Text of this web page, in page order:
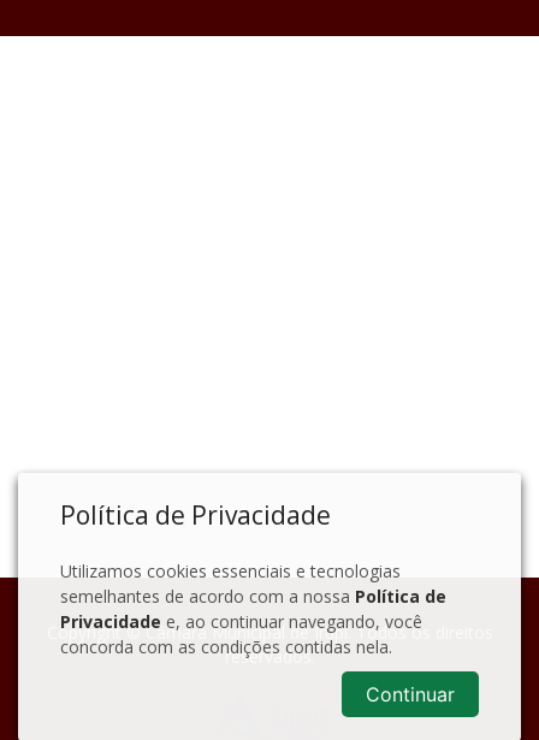
Copyright © Câmara Municipal de Irupi. Todos os direitos
reservados.
Política de Privacidade
Utilizamos cookies essenciais e tecnologias
semelhantes de acordo com a nossa Política de
Privacidade e, ao continuar navegando, você
concorda com as condições contidas nela.
Continuar